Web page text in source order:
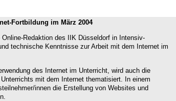
Fortbildung im März 2004
Redaktion des IIK Düsseldorf in Intensiv-
technische Kenntnisse zur Arbeit mit dem Internet im
des Internet im Unterricht, wird auch die
mit dem Internet thematisiert. In einem
innen die Erstellung von Websites und